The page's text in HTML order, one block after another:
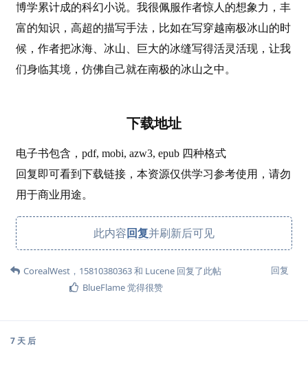
博学累计成的科幻小说。我很佩服作者惊人的想象力，丰
富的知识，高超的描写手法，比如在写穿越南极冰山的时
候，作者把冰海、冰山、巨大的冰缝写得活灵活现，让我
们身临其境，仿佛自己就在南极的冰山之中。
下载地址
电子书包含，pdf, mobi, azw3, epub 四种格式
回复即可看到下载链接，本资源仅供学习参考使用，请勿
用于商业用途。
此内容 回复并刷新后可见
回复
CorealWest ， 15810380363和 Lucene 回复了此帖
BlueFlame觉得很赞
7 天 后